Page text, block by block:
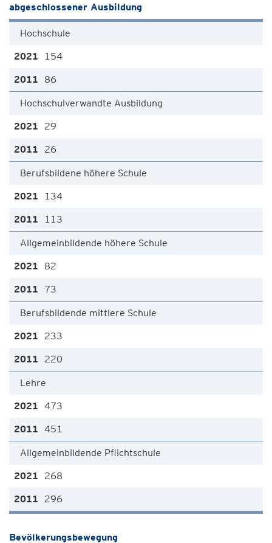
abgeschlossener Ausbildung
Hochschule
154
86
Hochschulverwandte Ausbildung
29
26
Berufsbildene höhere Schule
134
113
Allgemeinbildende höhere Schule
82
73
Berufsbildende mittlere Schule
233
220
Lehre
473
451
Allgemeinbildende Pflichtschule
268
296
Bevölkerungsbewegung